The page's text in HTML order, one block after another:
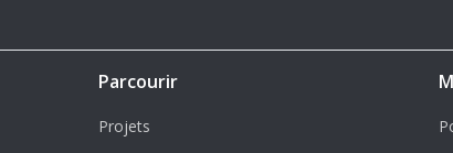
Parcourir
Projets